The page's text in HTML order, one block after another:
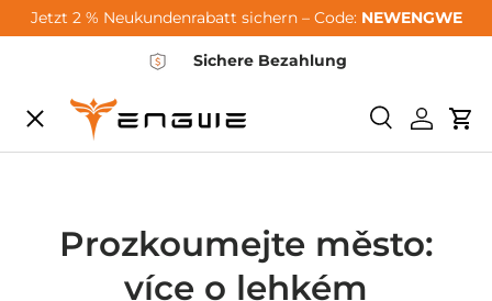
Zum Inhalt springen
Jetzt 2 % Neukundenrabatt sichern – Code: NEWENGWE
Sichere Bezahlung
Suchen
Speisekarte
City-Sale
E-Bikes
Prozkoumejte město:
více o lehkém